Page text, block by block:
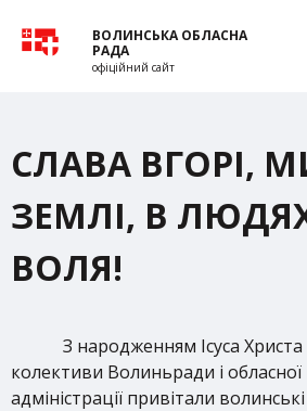
ВОЛИНСЬКА ОБЛАСНА
РАДА
офіційний сайт
СЛАВА ВГОРІ,
ЗЕМЛІ, В
ВОЛЯ!
З народженням Ісуса
колективи Волиньради і обласної
адміністрації привітали